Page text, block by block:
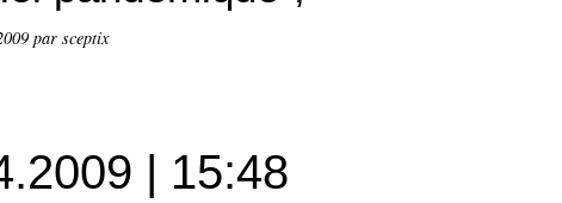
par sceptix
| 15:48